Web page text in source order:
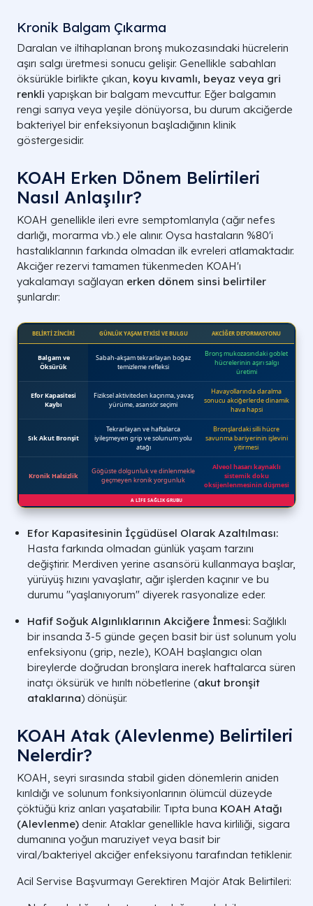
Kronik Balgam Çıkarma
Daralan ve iltihaplanan bronş mukozasındaki hücrelerin
aşırı salgı üretmesi sonucu gelişir. Genellikle sabahları
öksürükle birlikte çıkan, koyu kıvamlı, beyaz veya gri
renkli yapışkan bir balgam mevcuttur. Eğer balgamın
rengi sarıya veya yeşile dönüyorsa, bu durum akciğerde
bakteriyel bir enfeksiyonun başladığının klinik
göstergesidir.
KOAH Erken Dönem Belirtileri
Nasıl Anlaşılır?
KOAH genellikle ileri evre semptomlarıyla (ağır nefes
darlığı, morarma vb.) ele alınır. Oysa hastaların %80'i
hastalıklarının farkında olmadan ilk evreleri atlamaktadır.
Akciğer rezervi tamamen tükenmeden KOAH'ı
yakalamayı sağlayan erken dönem sinsi belirtiler
şunlardır:
Efor Kapasitesinin İçgüdüsel Olarak Azaltılması:
Hasta farkında olmadan günlük yaşam tarzını
değiştirir. Merdiven yerine asansörü kullanmaya başlar,
yürüyüş hızını yavaşlatır, ağır işlerden kaçınır ve bu
durumu "yaşlanıyorum" diyerek rasyonalize eder.
Hafif Soğuk Algınlıklarının Akciğere İnmesi: Sağlıklı
bir insanda 3-5 günde geçen basit bir üst solunum yolu
enfeksiyonu (grip, nezle), KOAH başlangıcı olan
bireylerde doğrudan bronşlara inerek haftalarca süren
inatçı öksürük ve hırıltı nöbetlerine (akut bronşit
ataklarına) dönüşür.
KOAH Atak (Alevlenme) Belirtileri
Nelerdir?
KOAH, seyri sırasında stabil giden dönemlerin aniden
kırıldığı ve solunum fonksiyonlarının ölümcül düzeyde
çöktüğü kriz anları yaşatabilir. Tıpta buna KOAH Atağı
(Alevlenme) denir. Ataklar genellikle hava kirliliği, sigara
dumanına yoğun maruziyet veya basit bir
viral/bakteriyel akciğer enfeksiyonu tarafından tetiklenir.
Acil Servise Başvurmayı Gerektiren Majör Atak Belirtileri: